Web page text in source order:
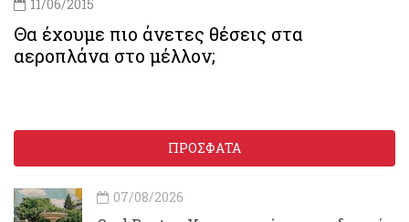
11/06/2015
Θα έχουμε πιο άνετες θέσεις στα
αεροπλάνα στο μέλλον;
ΠΡΟΣΦΑΤΑ
07/08/2026